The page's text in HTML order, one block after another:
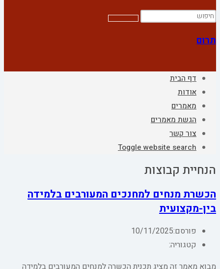
תרום
דף הבית
אודות
מאמרים
הגשת מאמרים
צור קשר
Toggle website search
הנחיית קבוצות
הכשרת מנחים למחנכים המעורבים בלמידה
בין-מקצועית
פורסם:10/11/2025
קטגוריה: